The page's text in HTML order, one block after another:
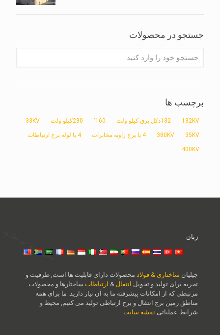
جستجو در محصولات
برچسب ها
132KV 132دکل برق کیلو ولت 160' 230کیلو ولت 33KV
35KV
380KV 4 پا برج زاویه مخابرات 4 پا لوله برج ارتباطات
400KV
زبان
جیلیان ساختاری & فولاد محصولات دارای قابلیت ها است, ظرفیت و
تجربه برای تولید و تحویل انتقال & ارتباطات ساختارها و محصولات
مرتبطی که از امکانات پیشرفته ما به آن نیاز دارید. ما برای همه
مناطق زمین برج انتقال و برج ارتباطی تولید می کنیم, محیط و
شرایط عملیاتی. نقشه سایت